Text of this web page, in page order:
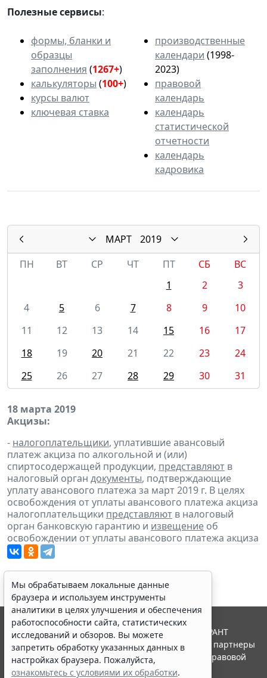
Полезные сервисы:
формы, бланки и
образцы
заполнения (1267+)
калькуляторы (100+)
курсы валют
ключевая ставка
производственные
календари (1998-
2023)
правовой
календарь
календарь
статистической
отчетности
календарь
кадровика
МАРТ
2019
ПН
ВТ СР ЧТ ПТ СБ
ВС
1
2
3
4
5 6 7 8 9
10
11
12 13 14 15 16
17
18
19 20 21 22 23
24
25
26 27 28 29 30 31
18 марта 2019
Акцизы:
- налогоплательщики, уплатившие авансовый
платеж акциза по алкогольной и (или)
спиртосодержащей продукции, представляют в
налоговый орган документы, подтверждающие
уплату авансового платежа за март 2019 г. В целях
освобождения от уплаты авансового платежа акциза
налогоплательщики представляют в налоговый
орган банковскую гарантию и извещение об
освобождении от уплаты авансового платежа акциза
Мы обрабатываем локальные данные
браузера и используем инструменты
аналитики в целях улучшения и обеспечения
работоспособности сайта, статистических
исследований и обзоров. Вы можете
запретить обработку указанных данных в
настройках браузера. Пожалуйста,
ознакомьтесь с условиями их обработки.
© ООО "НПП "ГАРАНТ-СЕРВИС", 2026. Система ГАРАНТ
выпускается с 1990 года. Компания "Гарант" и ее партнеры
являются участниками Российской ассоциации правовой
информации ГАРАНТ.